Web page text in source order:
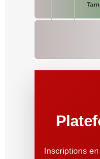
Inscriptions